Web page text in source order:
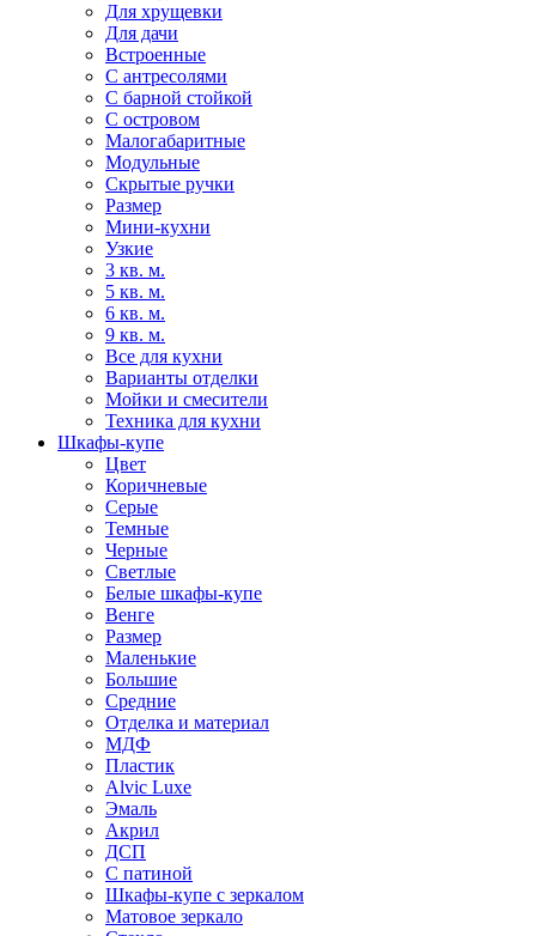
Для хрущевки
Для дачи
Встроенные
С антресолями
С барной стойкой
С островом
Малогабаритные
Модульные
Скрытые ручки
Размер
Мини-кухни
Узкие
3 кв. м.
5 кв. м.
6 кв. м.
9 кв. м.
Все для кухни
Варианты отделки
Мойки и смесители
Техника для кухни
Шкафы-купе
Цвет
Коричневые
Серые
Темные
Черные
Светлые
Белые шкафы-купе
Венге
Размер
Маленькие
Большие
Средние
Отделка и материал
МДФ
Пластик
Alvic Luxe
Эмаль
Акрил
ДСП
С патиной
Шкафы-купе с зеркалом
Матовое зеркало